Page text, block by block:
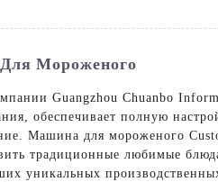
Мороженого
Guangzhou Chuanbo
обеспечивает полную
Машина для мороженого
традиционные любимые
уникальных